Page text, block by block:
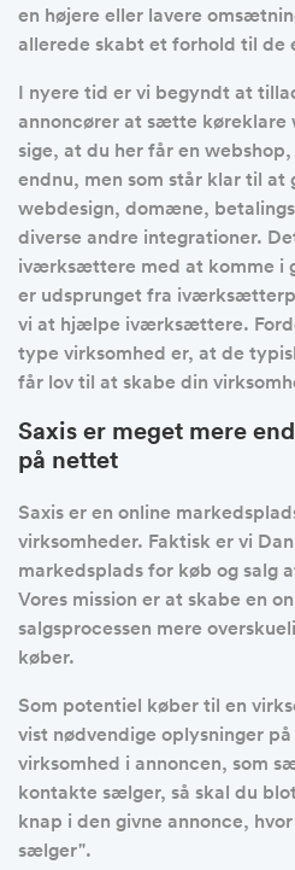
en højere eller lavere
allerede skabt et forhold til de
I nyere tid er vi begyndt at
annoncører at sætte køreklare
sige, at du her får en
endnu, men som står klar til at
webdesign, domæne,
diverse andre integrationer.
iværksættere med at komme i
er udsprunget fra
vi at hjælpe iværksættere.
type virksomhed er, at de
får lov til at skabe din
Saxis er meget mere
på nettet
Saxis er en online
virksomheder. Faktisk er vi
markedsplads for køb og salg
Vores mission er at skabe en
salgsprocessen mere
køber.
Som potentiel køber til en
vist nødvendige oplysninger
virksomhed i annoncen, som
kontakte sælger, så skal du
knap i den givne annonce,
sælger".